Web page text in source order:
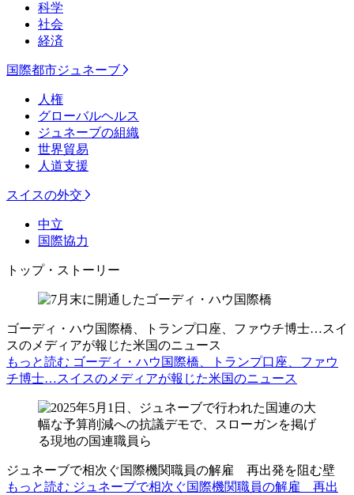
科学
社会
経済
国際都市ジュネーブ
人権
グローバルヘルス
ジュネーブの組織
世界貿易
人道支援
スイスの外交
中立
国際協力
トップ・ストーリー
ゴーディ・ハウ国際橋、トランプ口座、ファウチ博士…スイ
スのメディアが報じた米国のニュース
もっと読む ゴーディ・ハウ国際橋、トランプ口座、ファウ
チ博士…スイスのメディアが報じた米国のニュース
ジュネーブで相次ぐ国際機関職員の解雇 再出発を阻む壁
もっと読む ジュネーブで相次ぐ国際機関職員の解雇 再出